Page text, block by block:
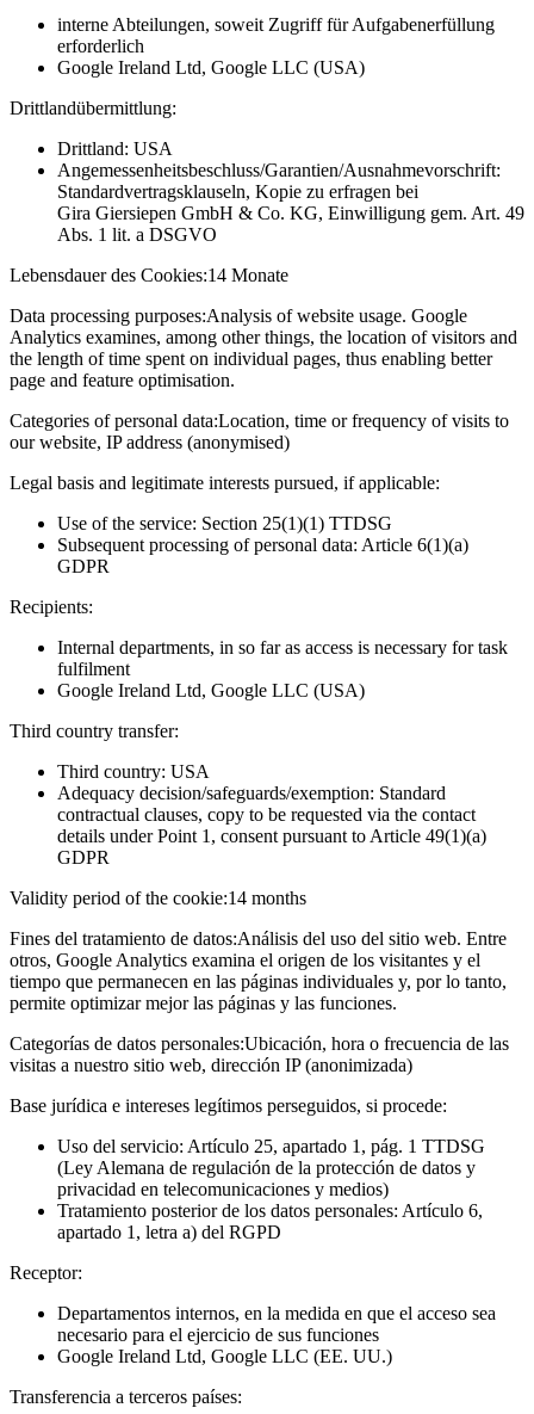
interne Abteilungen, soweit Zugriff für Aufgabenerfüllung
erforderlich
Google Ireland Ltd, Google LLC (USA)
Drittlandübermittlung:
Drittland: USA
Angemessenheitsbeschluss/Garantien/Ausnahmevorschrift:
Standardvertragsklauseln, Kopie zu erfragen bei
Gira Giersiepen GmbH & Co. KG, Einwilligung gem. Art. 49
Abs. 1 lit. a DSGVO
Lebensdauer des Cookies:14 Monate
Data processing purposes:Analysis of website usage. Google
Analytics examines, among other things, the location of visitors and
the length of time spent on individual pages, thus enabling better
page and feature optimisation.
Categories of personal data:Location, time or frequency of visits to
our website, IP address (anonymised)
Legal basis and legitimate interests pursued, if applicable:
Use of the service: Section 25(1)(1) TTDSG
Subsequent processing of personal data: Article 6(1)(a)
GDPR
Recipients:
Internal departments, in so far as access is necessary for task
fulfilment
Google Ireland Ltd, Google LLC (USA)
Third country transfer:
Third country: USA
Adequacy decision/safeguards/exemption: Standard
contractual clauses, copy to be requested via the contact
details under Point 1, consent pursuant to Article 49(1)(a)
GDPR
Validity period of the cookie:14 months
Fines del tratamiento de datos:Análisis del uso del sitio web. Entre
otros, Google Analytics examina el origen de los visitantes y el
tiempo que permanecen en las páginas individuales y, por lo tanto,
permite optimizar mejor las páginas y las funciones.
Categorías de datos personales:Ubicación, hora o frecuencia de las
visitas a nuestro sitio web, dirección IP (anonimizada)
Base jurídica e intereses legítimos perseguidos, si procede:
Uso del servicio: Artículo 25, apartado 1, pág. 1 TTDSG
(Ley Alemana de regulación de la protección de datos y
privacidad en telecomunicaciones y medios)
Tratamiento posterior de los datos personales: Artículo 6,
apartado 1, letra a) del RGPD
Receptor:
Departamentos internos, en la medida en que el acceso sea
necesario para el ejercicio de sus funciones
Google Ireland Ltd, Google LLC (EE. UU.)
Transferencia a terceros países: